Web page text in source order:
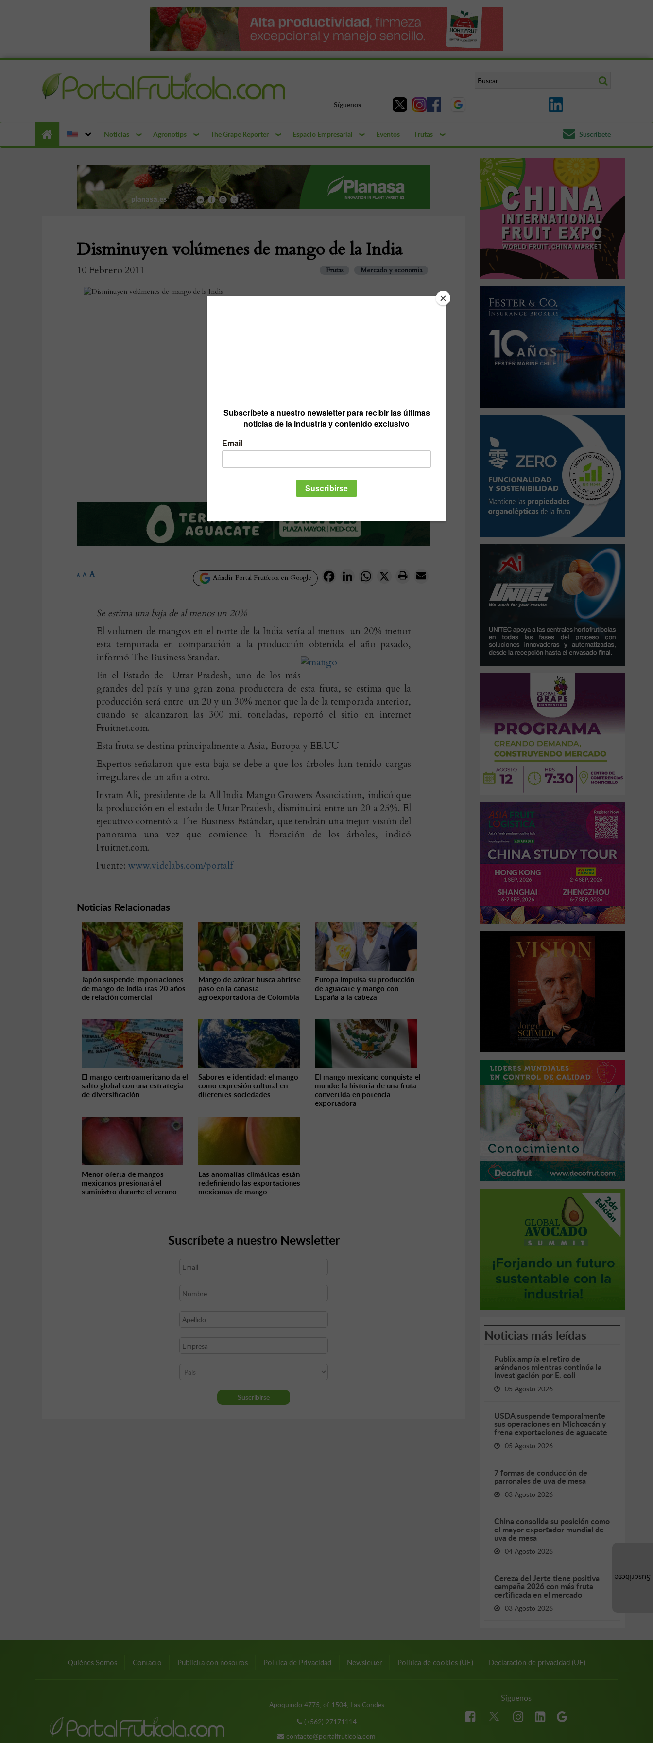
Síguenos
Noticias Agronotips The Grape Reporter Espacio Empresarial Eventos Frutas Suscríbete
Disminuyen volúmenes de mango de la India
10 Febrero 2011 Frutas Mercado y economia
Añadir Portal Frutícola en Google FacebookLinkedInWhatsApp
X
A A A
Se estima una baja de al menos un 20%
El volumen de mangos en el norte de la India sería al menos un 20% menor
esta temporada en comparación a la producción obtenida el año pasado,
informó The Business Standar.
En el Estado de Uttar Pradesh, uno de los más
grandes del país y una gran zona productora de esta fruta, se estima que la
producción será entre un 20 y un 30% menor que la de la temporada anterior,
cuando se alcanzaron las 300 mil toneladas, reportó el sitio en internet
Fruitnet.com.
Esta fruta se destina principalmente a Asia, Europa y EE.UU
Expertos señalaron que esta baja se debe a que los árboles han tenido cargas
irregulares de un año a otro.
Insram Ali, presidente de la All India Mango Growers Association, indicó que
la producción en el estado de Uttar Pradesh, disminuirá entre un 20 a 25%. El
ejecutivo comentó a The Business Estándar, que tendrán una mejor visión del
panorama una vez que comience la floración de los árboles, indicó
Fruitnet.com.
Fuente: www.videlabs.com/portalf
Noticias Relacionadas
Japón suspende importaciones
de mango de India tras 20 años
de relación comercial
Mango de azúcar busca abrirse
paso en la canasta
agroexportadora de Colombia
Europa impulsa su producción
de aguacate y mango con
España a la cabeza
El mango centroamericano da el
salto global con una estrategia
de diversificación
Sabores e identidad: el mango
como expresión cultural en
diferentes sociedades
El mango mexicano conquista el
mundo: la historia de una fruta
convertida en potencia
exportadora
Menor oferta de mangos
mexicanos presionará el
suministro durante el verano
Las anomalías climáticas están
redefiniendo las exportaciones
mexicanas de mango
Suscríbete a nuestro Newsletter
Noticias más leídas
Publix amplía el retiro de
arándanos mientras continúa la
investigación por E. coli
05 Agosto 2026
USDA suspende temporalmente
sus operaciones en Michoacán y
frena exportaciones de aguacate
05 Agosto 2026
7 formas de conducción de
parronales de uva de mesa
03 Agosto 2026
China consolida su posición como
el mayor exportador mundial de
uva de mesa
04 Agosto 2026
Cereza del Jerte tiene positiva
campaña 2026 con más fruta
certificada en el mercado
03 Agosto 2026
Quiénes Somos Contacto Publicita con nosotros Política de Privacidad Newsletter Política de cookies (UE) Declaración de privacidad (UE)
Apoquindo 4775, of 1504, Las Condes
(+562) 27171114
contacto@portalfruticola.com
Síguenos
Suscríbete